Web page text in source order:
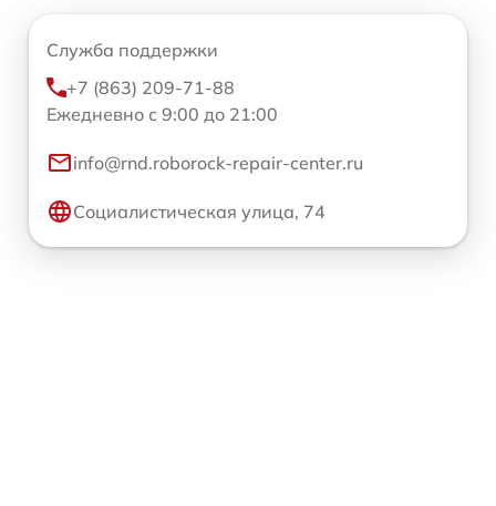
Служба поддержки
+7 (863) 209-71-88
Ежедневно с 9:00 до 21:00
info@rnd.roborock-repair-center.ru
Социалистическая улица, 74